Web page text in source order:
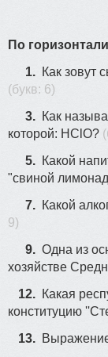
По
1. Как зовут
(букв: 6)
3. Как
которой: HClO?
5. Какой
"свиной
7. Какой
9)
9. Одна из
хозяйстве
12. Какая
конституцию
13.